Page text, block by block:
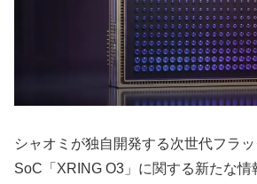
シャオミが独自開発する次世代フラ
SoC「XRING O3」に関する新たな情